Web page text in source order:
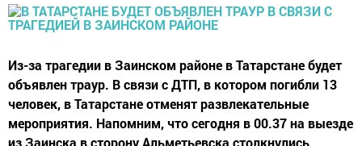
Из-за трагедии в Заинском районе в Татарстане будет
объявлен траур. В связи с ДТП, в котором погибли 13
человек, в Татарстане отменят развлекательные
мероприятия. Напомним, что сегодня в 00.37 на выезде
из Заинска в сторону Альметьевска столкнулись